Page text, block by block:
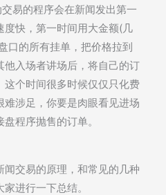
易的程序会在新闻发出第一
度快，第一时间用大金额(几
口的所有挂单，把价格拉到
他入场者讲场后，将自己的订
个时间很多时候仅仅只化费
难涉足，你要是肉眼看见进场
程序抛售的订单。
交易的原理，和常见的几种
进行一下总结。